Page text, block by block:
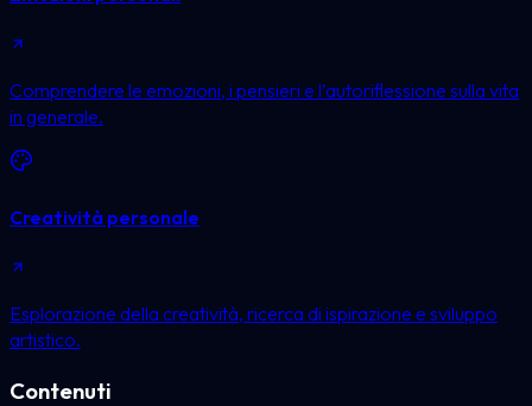
Comprendere le emozioni, i pensieri e l’autoriflessione sulla vita
in generale.
Creatività personale
Esplorazione della creatività, ricerca di ispirazione e sviluppo
artistico.
Contenuti